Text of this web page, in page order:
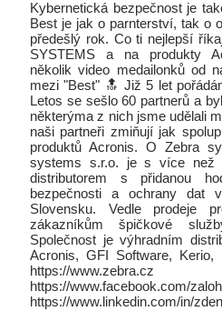
Kybernetická bezpečnost je
Best je jak o parnterství, tak o
předešlý rok. Co ti nejlepší
SYSTEMS a na produkty
několik video medailonků od
mezi "Best" 🔝 Již 5 let
Letos se sešlo 60 partnerů a
některýma z nich jsme udělali
naši partneři zmiňují jak
produktů Acronis. O Zebra
systems s.r.o. je s více než
distributorem s přidanou
bezpečnosti a ochrany dat
Slovensku. Vedle prodeje
zákazníkům špičkové
Společnost je výhradním
Acronis, GFI Software, Kerio,
https://
https://www.facebook.com/
https://www.linkedin.com/in/